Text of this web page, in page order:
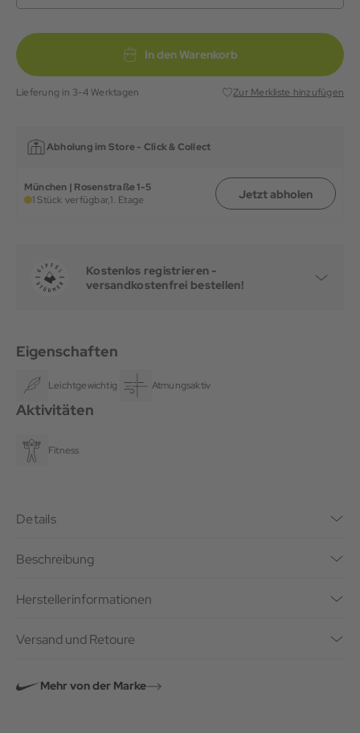
In den Warenkorb
Lieferung in 3-4 Werktagen Zur Merkliste hinzufügen
Abholung im Store - Click & Collect
München | Rosenstraße 1-5
1 Stück verfügbar,1. Etage Jetzt abholen
Kostenlos registrieren -
versandkostenfrei bestellen!
Eigenschaften
Leichtgewichtig Atmungsaktiv
Aktivitäten
Fitness
Details
Beschreibung
Herstellerinformationen
Versand und Retoure
Mehr von der Marke